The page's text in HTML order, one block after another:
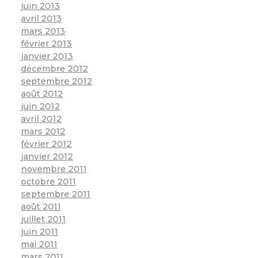
juin 2013
avril 2013
mars 2013
février 2013
janvier 2013
décembre 2012
septembre 2012
août 2012
juin 2012
avril 2012
mars 2012
février 2012
janvier 2012
novembre 2011
octobre 2011
septembre 2011
août 2011
juillet 2011
juin 2011
mai 2011